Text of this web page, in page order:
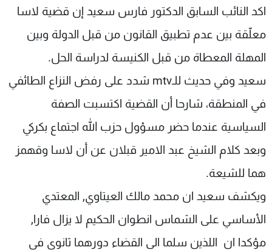
اكد النائب السابق الدكتور فارس سعيد إن قضية لاسا
معلّقة بين عدم تطبيق القانون من قبل الدولة وبين
المهلة المعطاة من قبل الكنيسة لدراسة الحل.
سعيد وفي حديث للـmtv شدد على رفض النزاع الطائفي
في المنطقة، شارحا أن القضية اكتسبت الصفة
السياسية عندما حضر مسؤول حزب الله اجتماع بكركي
وبعد كلام الشيخ عبد الامير قبلان عن أن لاسا وقهمز
هما للشيعة.
ويكشف سعيد ان محمد مالك العيتاوي, المعتدي
الأساسي على الشماس انطوان الحكيم لا يزال فارا,
مؤكدا ان اللذين سلما الى القضاء دورهما ثانوي في
عن MTV
لاعلاناتكم
وظائف
شروط الإسـتخدام